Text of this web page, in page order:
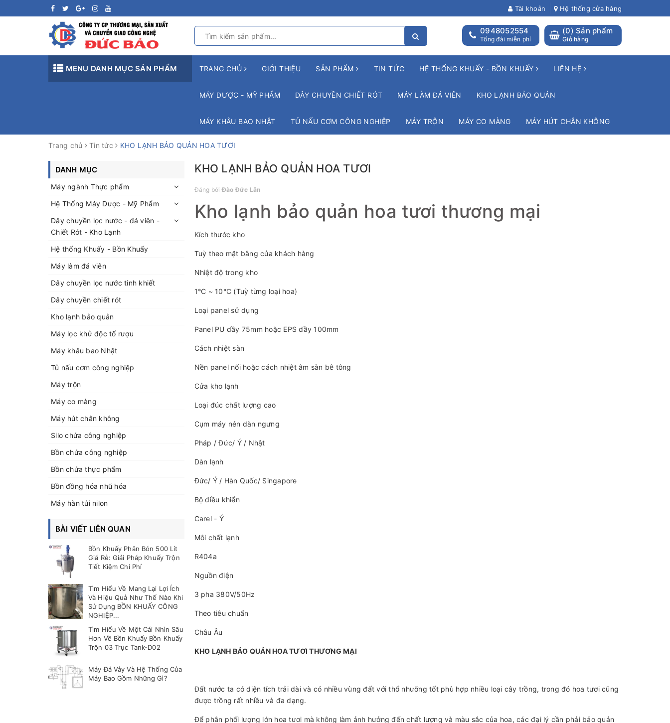
Tài khoản Hệ thống cửa hàng
(0) Sản phẩm
Giỏ hàng
0948052554
Tổng đài miễn phí
MENU DANH MỤC SẢN PHẨM TRANG CHỦ GIỚI THIỆU SẢN PHẨM TIN TỨC HỆ THỐNG KHUẤY - BỒN KHUẤY LIÊN HỆ
MÁY DƯỢC - MỸ PHẨM DÂY CHUYỀN CHIẾT RÓT MÁY LÀM ĐÁ VIÊN KHO LẠNH BẢO QUẢN
MÁY KHÂU BAO NHẬT TỦ NẤU CƠM CÔNG NGHIỆP MÁY TRỘN MÁY CO MÀNG MÁY HÚT CHÂN KHÔNG
Trang chủ Tin tức KHO LẠNH BẢO QUẢN HOA TƯƠI
KHO LẠNH BẢO QUẢN HOA TƯƠI
Đăng bởiĐào Đức Lân
Kho lạnh bảo quản hoa tươi thương mại
Kích thước kho
Tuỳ theo mặt bằng của khách hàng
Nhiệt độ trong kho
1°C ~ 10°C (Tuỳ từng loại hoa)
Loại panel sử dụng
Panel PU dầy 75mm hoặc EPS dầy 100mm
Cách nhiệt sàn
Nền panel nổi hoặc cách nhiệt âm sàn bê tông
Cửa kho lạnh
Loại đúc chất lượng cao
Cụm máy nén dàn ngưng
Pháp / Đức/ Ý / Nhật
Dàn lạnh
Đức/ Ý / Hàn Quốc/ Singapore
Bộ điều khiển
Carel - Ý
Môi chất lạnh
R404a
Nguồn điện
3 pha 380V/50Hz
Theo tiêu chuẩn
Châu Âu
KHO LẠNH BẢO QUẢN HOA TƯƠI THƯƠNG MẠI
Đất nước ta có diện tích trải dài và có nhiều vùng đất với thổ nhưỡng tốt phù hợp nhiều loại cây trồng, trong đó hoa tươi cũng
được trồng rất nhiều và đa dạng.
Để phân phối lượng lớn hoa tươi mà không làm ảnh hưởng đến chất lượng và màu sắc của hoa, các đại lý cần phải bảo quản
DANH MỤC
Máy ngành Thực phẩm
Hệ Thống Máy Dược - Mỹ Phẩm
Dây chuyền lọc nước - đá viên -
Chiết Rót - Kho Lạnh
Hệ thống Khuấy - Bồn Khuấy
Máy làm đá viên
Dây chuyền lọc nước tinh khiết
Dây chuyền chiết rót
Kho lạnh bảo quản
Máy lọc khử độc tố rượu
Máy khâu bao Nhật
Tủ nấu cơm công nghiệp
Máy trộn
Máy co màng
Máy hút chân không
Silo chứa công nghiệp
Bồn chứa công nghiệp
Bồn chứa thực phẩm
Bồn đồng hóa nhũ hóa
Máy hàn túi nilon
BÀI VIẾT LIÊN QUAN
Bồn Khuấy Phân Bón 500 Lít
Giá Rẻ: Giải Pháp Khuấy Trộn
Tiết Kiệm Chi Phí
Tìm Hiểu Về Mang Lại Lợi Ích
Và Hiệu Quả Như Thế Nào Khi
Sử Dụng BỒN KHUẤY CÔNG
NGHIỆP...
Tìm Hiểu Về Một Cái Nhìn Sâu
Hơn Về Bồn Khuấy Bồn Khuấy
Trộn 03 Trục Tank-D02
Máy Đá Vảy Và Hệ Thống Của
Máy Bao Gồm Những Gì?